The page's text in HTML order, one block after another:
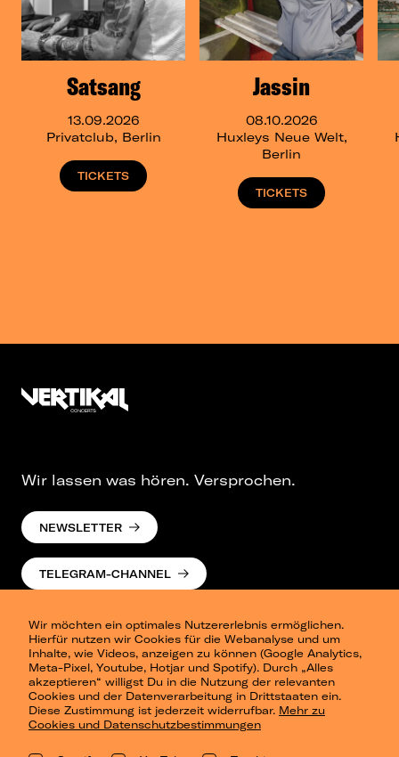
Satsang
13.09.2026
Privatclub, Berlin
TICKETS
Jassin
08.10.2026
Huxleys Neue Welt,
Berlin
TICKETS
Wir möchten ein optimales Nutzererlebnis ermöglichen.
Hierfür nutzen wir Cookies für die Webanalyse und um
Inhalte, wie Videos, anzeigen zu können (Google Analytics,
Meta-Pixel, Youtube, Hotjar und Spotify). Durch „Alles
akzeptieren“ willigst Du in die Nutzung der relevanten
Cookies und der Datenverarbeitung in Drittstaaten ein.
Diese Zustimmung ist jederzeit widerrufbar. Mehr zu
Cookies und Datenschutzbestimmungen
Wir lassen was hören. Versprochen.
NEWSLETTER
TELEGRAM-CHANNEL
Presse
Berlin
Dresden
Leipzig